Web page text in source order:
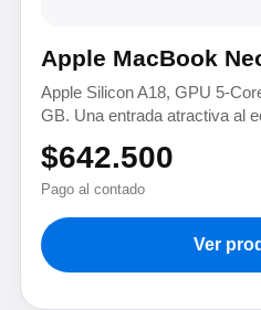
Apple MacBook
Apple Silicon A18, GPU 5-
GB. Una entrada atractiva al
$642.500
Pago al contado
Ver